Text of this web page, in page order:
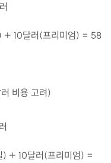
+ 10달러(프리미엄) = 58
비용 고려)
+ 10달러(프리미엄) =